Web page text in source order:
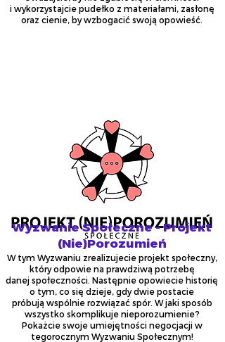
i wykorzystajcie pudełko z materiałami, zasłonę
oraz cienie, by wzbogacić swoją opowieść.
Wyzwanie Społeczne - Projekt
(Nie)Porozumień
W tym Wyzwaniu zrealizujecie projekt społeczny,
który odpowie na prawdziwą potrzebę
danej społeczności. Następnie opowiecie historię
o tym, co się dzieje, gdy dwie postacie
próbują wspólnie rozwiązać spór. W jaki sposób
wszystko skomplikuje nieporozumienie?
Pokażcie swoje umiejętności negocjacji w
tegorocznym Wyzwaniu Społecznym!